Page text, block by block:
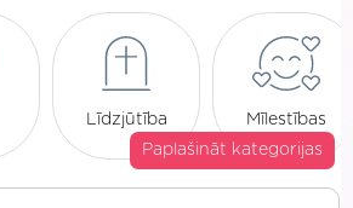
Līdzjūtība
Mīlestības
Paplašināt kategorijas